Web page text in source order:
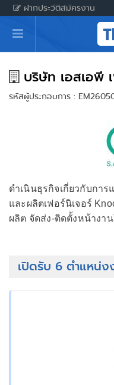
ฝากประวัติสมัครงาน
หน้าหลัก
ผู้สมัครงาน: เข้าสู่ระบบ
ฝากประวัติสมัครงาน
เกร็ดความรู้
สำหรับผู้ประกอบกา
บริษัท เอสเอพี
รหัสผู้ประกอบการ :
ดำเนินธุรกิจเกี่ยวกับกา
และผลิตเฟอร์นิเจอร์
ผลิต จัดส่ง-ติดตั้งหน้างา
เปิดรับ 6 ตำแหน่ง